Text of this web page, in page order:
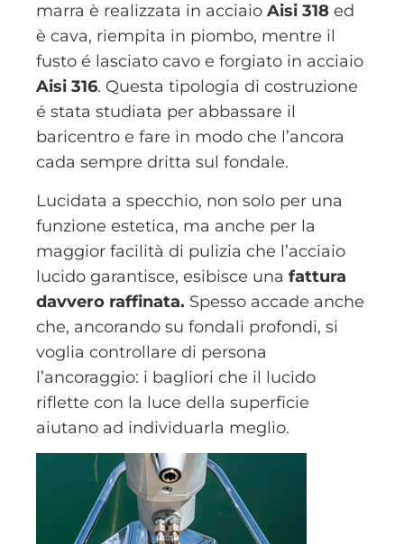
marra è realizzata in acciaio Aisi 318 ed
è cava, riempita in piombo, mentre il
fusto é lasciato cavo e forgiato in acciaio
Aisi 316. Questa tipologia di costruzione
é stata studiata per abbassare il
baricentro e fare in modo che l’ancora
cada sempre dritta sul fondale.
Lucidata a specchio, non solo per una
funzione estetica, ma anche per la
maggior facilità di pulizia che l’acciaio
lucido garantisce, esibisce una fattura
davvero raffinata. Spesso accade anche
che, ancorando su fondali profondi, si
voglia controllare di persona
l’ancoraggio: i bagliori che il lucido
riflette con la luce della superficie
aiutano ad individuarla meglio.